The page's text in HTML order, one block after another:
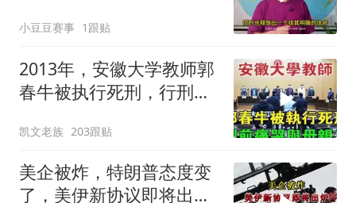
小豆豆赛事 1跟贴
2013年，安徽大学教师郭
春牛被执行死刑，行刑前
凯文老族 203跟贴
美企被炸，特朗普态度变
了，美伊新协议即将出